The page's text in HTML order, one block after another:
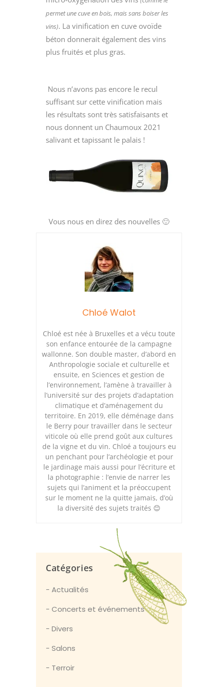
permet une cuve en bois, mais sans boiser les
vins). La vinification en cuve ovoïde
béton donnerait également des vins
plus fruités et plus gras.
Nous n’avons pas encore le recul
suffisant sur cette vinification mais
les résultats sont très satisfaisants et
nous donnent un Chaumoux 2021
salivant et tapissant le palais !
Vous nous en direz des nouvelles 🙂
Chloé Walot
Chloé est née à Bruxelles et a vécu toute
son enfance entourée de la campagne
wallonne. Son double master, d’abord en
Anthropologie sociale et culturelle et
ensuite, en Sciences et gestion de
l’environnement, l’amène à travailler à
l’université sur des projets d’adaptation
climatique et d’aménagement du
territoire. En 2019, elle déménage dans
le Berry pour travailler dans le secteur
viticole où elle prend goût aux cultures
de la vigne et du vin. Chloé a toujours eu
un penchant pour l’archéologie et pour
le jardinage mais aussi pour l’écriture et
la photographie : l’envie de narrer les
sujets qui l’animent et la préoccupent
sur le moment ne la quitte jamais, d’où
la diversité des sujets traités 😊
Catégories
Actualités
Concerts et événements
Divers
Salons
Terroir